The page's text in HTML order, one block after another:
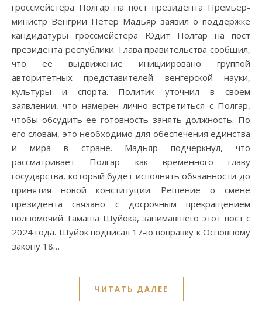
гроссмейстера Полгар на пост президента Премьер-
министр Венгрии Петер Мадьяр заявил о поддержке
кандидатуры гроссмейстера Юдит Полгар на пост
президента республики. Глава правительства сообщил,
что ее выдвижение инициировано группой
авторитетных представителей венгерской науки,
культуры и спорта. Политик уточнил в своем
заявлении, что намерен лично встретиться с Полгар,
чтобы обсудить ее готовность занять должность. По
его словам, это необходимо для обеспечения единства
и мира в стране. Мадьяр подчеркнул, что
рассматривает Полгар как временного главу
государства, который будет исполнять обязанности до
принятия новой конституции. Решение о смене
президента связано с досрочным прекращением
полномочий Тамаша Шуйока, занимавшего этот пост с
2024 года. Шуйок подписал 17-ю поправку к Основному
закону 18…
ЧИТАТЬ ДАЛЕЕ